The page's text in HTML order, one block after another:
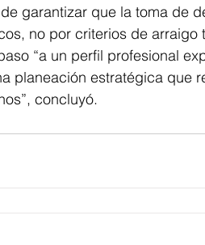
garantizar que la toma de
no por criterios de arraigo
“a un perfil profesional
planeación estratégica que
concluyó.